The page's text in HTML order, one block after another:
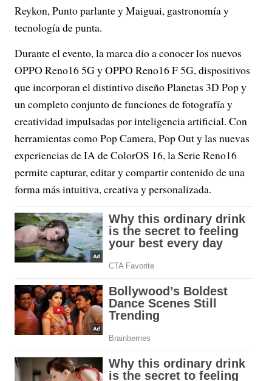
Reykon, Punto parlante y Maiguai, gastronomía y
tecnología de punta.
Durante el evento, la marca dio a conocer los nuevos
OPPO Reno16 5G y OPPO Reno16 F 5G, dispositivos
que incorporan el distintivo diseño Planetas 3D Pop y
un completo conjunto de funciones de fotografía y
creatividad impulsadas por inteligencia artificial. Con
herramientas como Pop Camera, Pop Out y las nuevas
experiencias de IA de ColorOS 16, la Serie Reno16
permite capturar, editar y compartir contenido de una
forma más intuitiva, creativa y personalizada.